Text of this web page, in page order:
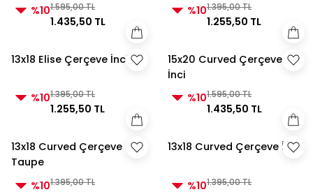
%101.595,00 TL
1.435,50 TL
%101.395,00 TL
1.255,50 TL
13x18 Elise Çerçeve İnci
%101.395,00 TL
1.255,50 TL
15x20 Curved Çerçeve
İnci
%101.595,00 TL
1.435,50 TL
13x18 Curved Çerçeve
Taupe
%101.395,00 TL
13x18 Curved Çerçeve İnci
%101.395,00 TL